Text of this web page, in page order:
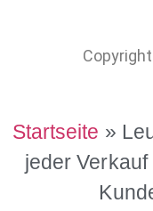
Startseite »
jeder